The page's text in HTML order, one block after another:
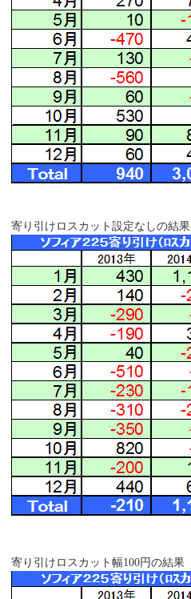
寄り引けロスカット設定なしの結果
寄り引けロスカット幅100円の結果